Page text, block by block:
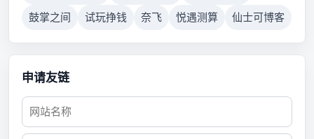
鼓掌之间
试玩挣钱 奈飞 悦遇测算 仙士可博客
申请友链